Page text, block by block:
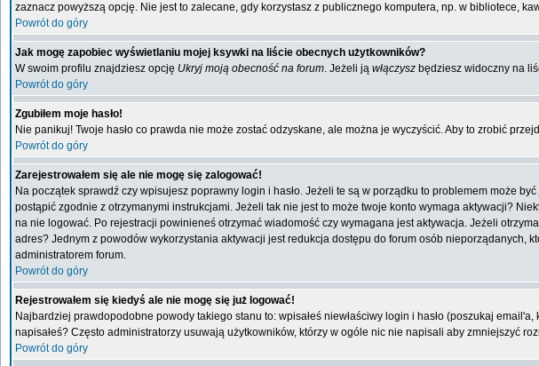
zaznacz powyższą opcję. Nie jest to zalecane, gdy korzystasz z publicznego komputera, np. w bibliotece,
Powrót do góry
Jak mogę zapobiec wyświetlaniu mojej ksywki na liście obecnych użytkowników?
W swoim profilu znajdziesz opcję Ukryj moją obecność na forum. Jeżeli ją włączysz będziesz widoczny na
Powrót do góry
Zgubiłem moje hasło!
Nie panikuj! Twoje hasło co prawda nie może zostać odzyskane, ale można je wyczyścić. Aby to zrobić
Powrót do góry
Zarejestrowałem się ale nie mogę się zalogować!
Na początek sprawdź czy wpisujesz poprawny login i hasło. Jeżeli te są w porządku to problemem może
postąpić zgodnie z otrzymanymi instrukcjami. Jeżeli tak nie jest to może twoje konto wymaga aktywacji?
na nie logować. Po rejestracji powinieneś otrzymać wiadomość czy wymagana jest aktywacja. Jeżeli
adres? Jednym z powodów wykorzystania aktywacji jest redukcja dostępu do forum osób nieporządanych,
administratorem forum.
Powrót do góry
Rejestrowałem się kiedyś ale nie mogę się już logować!
Najbardziej prawdopodobne powody takiego stanu to: wpisałeś niewłaściwy login i hasło (poszukaj
napisałeś? Często administratorzy usuwają użytkowników, którzy w ogóle nic nie napisali aby zmniejszyć
Powrót do góry